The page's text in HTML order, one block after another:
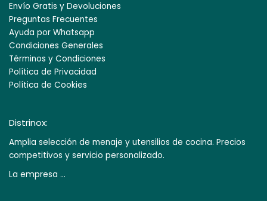
Envío Gratis y Devoluciones
Preguntas Frecuentes
Ayuda por Whatsapp
Condiciones Generales
Términos y Condiciones
Política de Privacidad
Política de Cookies
Distrinox:
Amplia selección de menaje y utensilios de cocina. Precios
competitivos y servicio personalizado.
La empresa ...